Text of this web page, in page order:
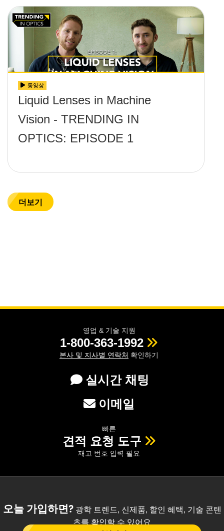
동영상
Liquid Lenses in Machine
Vision - TRENDING IN
OPTICS: EPISODE 1
더보기
영업 & 기술 지원
1-800-363-1992
본사 및 지사별 연락처 확인하기
실시간 채팅
이메일
빠른
견적 요청 도구
재고 번호 입력 필요
오늘 가입하면?광학 트렌드, 신제품, 할인 혜택, 기술 콘텐
츠를 확인할 수 있어요